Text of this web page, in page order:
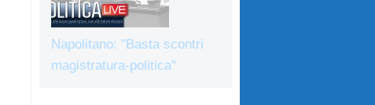
Napolitano: "Basta scontri
magistratura-politica"